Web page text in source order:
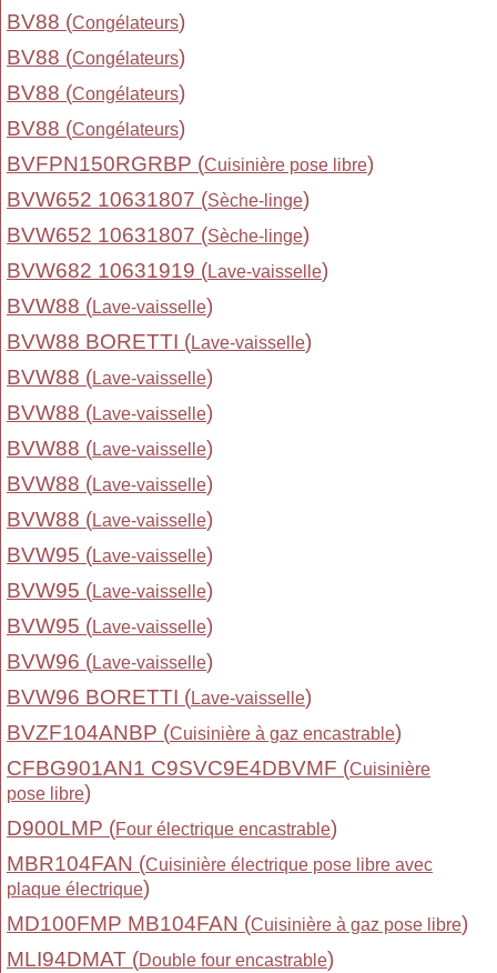
BV88 (Congélateurs)
BV88 (Congélateurs)
BV88 (Congélateurs)
BV88 (Congélateurs)
BVFPN150RGRBP (Cuisinière pose libre)
BVW652 10631807 (Sèche-linge)
BVW652 10631807 (Sèche-linge)
BVW682 10631919 (Lave-vaisselle)
BVW88 (Lave-vaisselle)
BVW88 BORETTI (Lave-vaisselle)
BVW88 (Lave-vaisselle)
BVW88 (Lave-vaisselle)
BVW88 (Lave-vaisselle)
BVW88 (Lave-vaisselle)
BVW88 (Lave-vaisselle)
BVW95 (Lave-vaisselle)
BVW95 (Lave-vaisselle)
BVW95 (Lave-vaisselle)
BVW96 (Lave-vaisselle)
BVW96 BORETTI (Lave-vaisselle)
BVZF104ANBP (Cuisinière à gaz encastrable)
CFBG901AN1 C9SVC9E4DBVMF (Cuisinière
pose libre)
D900LMP (Four électrique encastrable)
MBR104FAN (Cuisinière électrique pose libre avec
plaque électrique)
MD100FMP MB104FAN (Cuisinière à gaz pose libre)
MLI94DMAT (Double four encastrable)